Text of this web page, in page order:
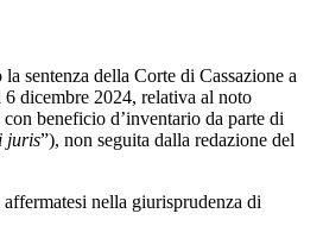
sentenza della Corte di Cassazione a
dicembre 2024, relativa al noto
beneficio d’inventario da parte di
juris”), non seguita dalla redazione del
nella giurisprudenza di